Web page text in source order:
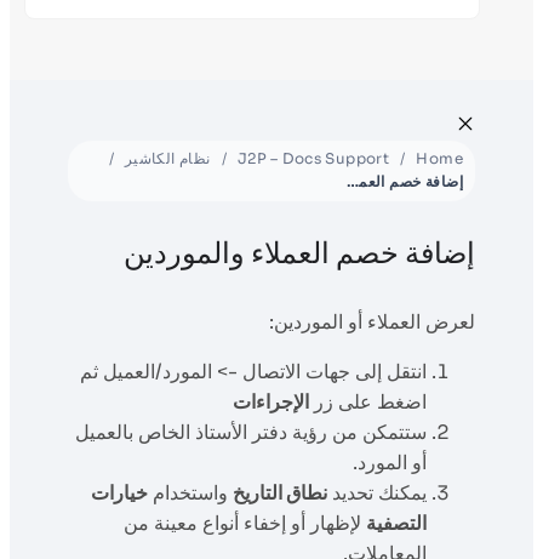
Home
J2P – Docs Support
نظام الكاشير
إضافة خصم العملاء والموردين
إضافة خصم العملاء والموردين
لعرض العملاء أو الموردين:
انتقل إلى جهات الاتصال -> المورد/العميل ثم
اضغط على زر الإجراءات
ستتمكن من رؤية دفتر الأستاذ الخاص بالعميل
أو المورد.
يمكنك تحديد نطاق التاريخ واستخدام خيارات
التصفية لإظهار أو إخفاء أنواع معينة من
المعاملات.